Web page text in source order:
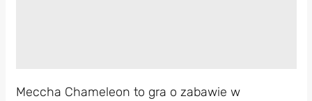
Meccha Chameleon to gra o zabawie w